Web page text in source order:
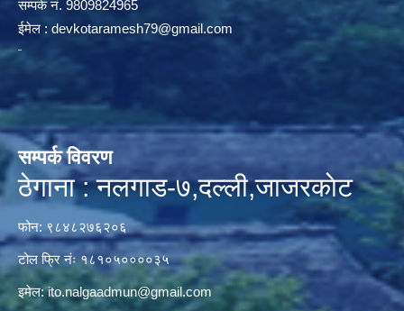
सम्पर्क न‌ं. 9809824965
ईमेल : devkotaramesh79@gmail.com
सम्पर्क विवरण
ठेगाना : नलगाड-७,दल्ली,जाजरकाेट
फोन: ९८४८२७६२०६
टोल फ्रि नंः १८१०५००००३५
इमेल:ito.nalgaadmun@gmail.com